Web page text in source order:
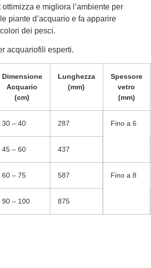
e migliora l’ambiente per
piante d’acquario e fa apparire
dei pesci.
acquariofili esperti.
Dimensione
Acquario
(cm)
Lunghezza
(mm)
Spessore
vetro
(mm)
30 – 40 287 Fino a 6
45 – 60 437
60 – 75 587 Fino a 8
90 – 100 875